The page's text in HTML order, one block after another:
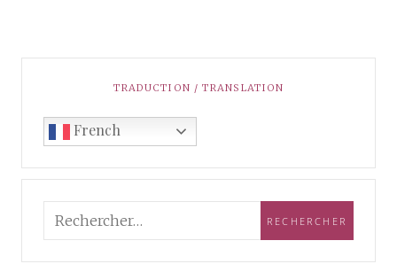
TRADUCTION / TRANSLATION
French